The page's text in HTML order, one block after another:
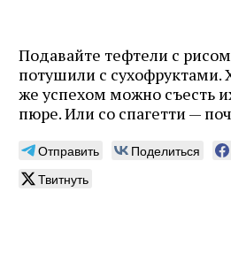
Подавайте тефтели с
потушили с сухофруктами.
же успехом можно съесть
пюре. Или со спагетти —
Отправить Поделиться
Твитнуть